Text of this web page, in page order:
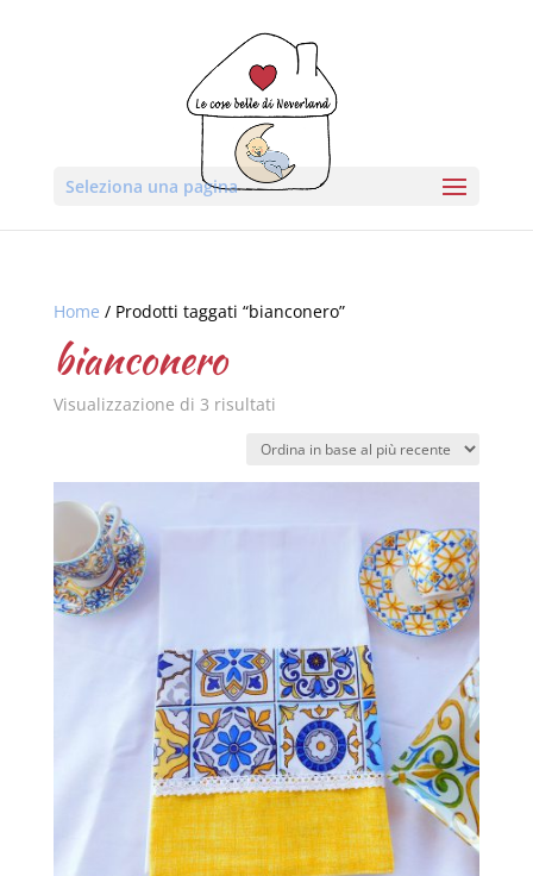
Seleziona una pagina
Home / Prodotti taggati “bianconero”
bianconero
Visualizzazione di 3 risultati